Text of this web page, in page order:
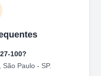
100?
São Paulo - SP.